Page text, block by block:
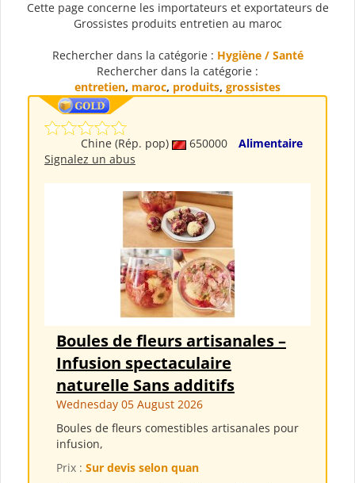
Cette page concerne les importateurs et exportateurs de
Grossistes produits entretien au maroc
Rechercher dans la catégorie : Hygiène / Santé
Rechercher dans la catégorie :
entretien, maroc, produits, grossistes
Chine (Rép. pop) 650000
Alimentaire
Signalez un abus
Boules de fleurs artisanales –
Infusion spectaculaire
naturelle Sans additifs
Wednesday 05 August 2026
Boules de fleurs comestibles artisanales pour
infusion,
Prix : Sur devis selon quan